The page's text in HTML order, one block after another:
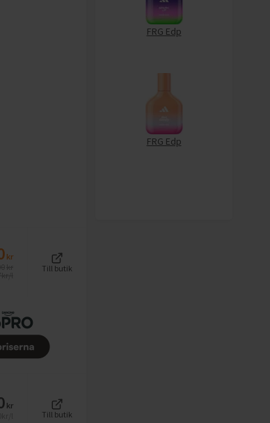
FRG Edp
FRG Edp
kr
Till butik
kr
Till butik